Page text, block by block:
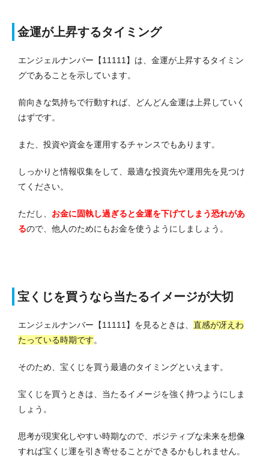
金運が上昇するタイミング
エンジェルナンバー【11111】は、金運が上昇するタイミン
グであることを示しています。
前向きな気持ちで行動すれば、どんどん金運は上昇していく
はずです。
また、投資や資金を運用するチャンスでもあります。
しっかりと情報収集をして、最適な投資先や運用先を見つけ
てください。
ただし、 お金に固執し過ぎると金運を下げてしまう恐れがあ
るので、他人のためにもお金を使うようにしましょう。
宝くじを買うなら当たるイメージが大切
エンジェルナンバー【11111】を見るときは、 直感が冴えわ
たっている時期です。
そのため、宝くじを買う最適のタイミングといえます。
宝くじを買うときは、当たるイメージを強く持つようにしま
しょう。
思考が現実化しやすい時期なので、ポジティブな未来を想像
すれば宝くじ運を引き寄せることができるかもしれません。